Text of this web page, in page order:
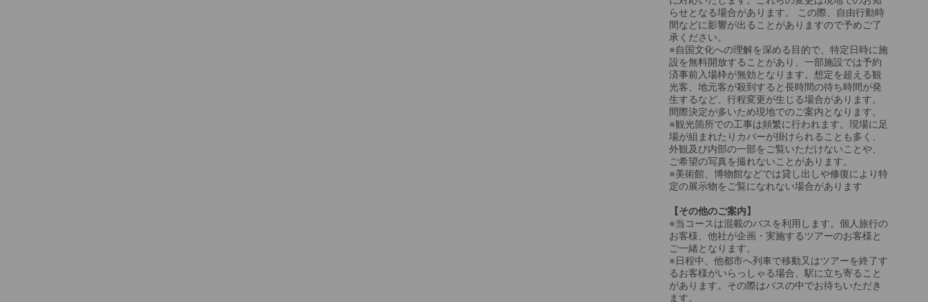
らせとなる場合があります。 この際、自由行動時
間などに影響が出ることがありますので予めご了
承ください。
※自国文化への理解を深める目的で、特定日時に施
設を無料開放することがあり、一部施設では予約
済事前入場枠が無効となります。想定を超える観
光客、地元客が殺到すると長時間の待ち時間が発
生するなど、行程変更が生じる場合があります。
間際決定が多いため現地でのご案内となります。
※観光箇所での工事は頻繁に行われます。現場に足
場が組まれたりカバーが掛けられることも多く、
外観及び内部の一部をご覧いただけないことや、
ご希望の写真を撮れないことがあります。
※美術館、博物館などでは貸し出しや修復により特
定の展示物をご覧になれない場合があります
【その他のご案内】
※当コースは混載のバスを利用します。個人旅行の
お客様、他社が企画・実施するツアーのお客様と
ご一緒となります。
※日程中、他都市へ列車で移動又はツアーを終了す
るお客様がいらっしゃる場合、駅に立ち寄ること
があります。その際はバスの中でお待ちいただき
ます。